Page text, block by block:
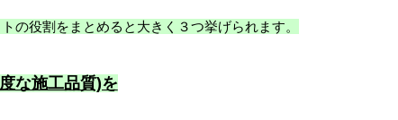
の役割をまとめると大きく３つ挙げられます。
な施工品質)を